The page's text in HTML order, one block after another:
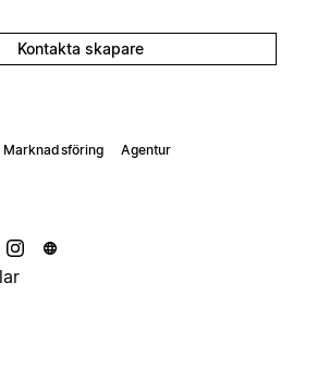
Kontakta skapare
Marknadsföring Agentur